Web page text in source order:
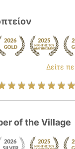
Δείτε
of the Village